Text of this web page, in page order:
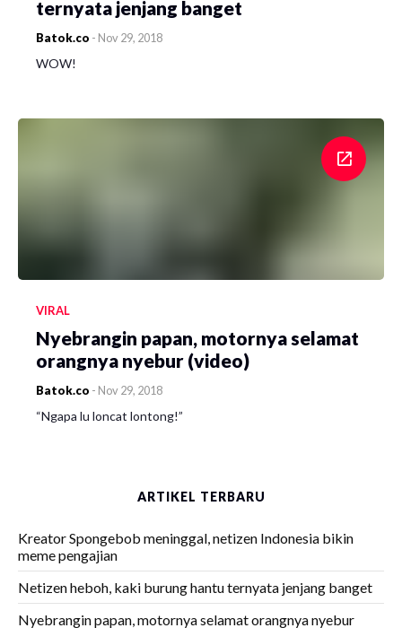
ternyata jenjang banget
Batok.co - Nov 29, 2018
WOW!
VIRAL
Nyebrangin papan, motornya selamat
orangnya nyebur (video)
Batok.co - Nov 29, 2018
“Ngapa lu loncat lontong!”
ARTIKEL TERBARU
Kreator Spongebob meninggal, netizen Indonesia bikin
meme pengajian
Netizen heboh, kaki burung hantu ternyata jenjang banget
Nyebrangin papan, motornya selamat orangnya nyebur